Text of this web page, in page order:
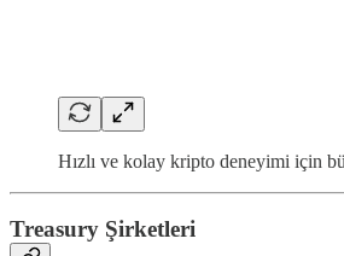
Hızlı ve kolay kripto deneyimi için
Treasury Şirketleri